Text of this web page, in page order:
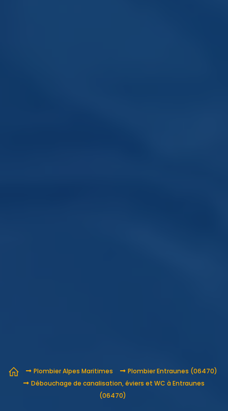
Plombier Alpes Maritimes
Plombier Entraunes (06470)
Débouchage de canalisation, éviers et WC à Entraunes
(06470)